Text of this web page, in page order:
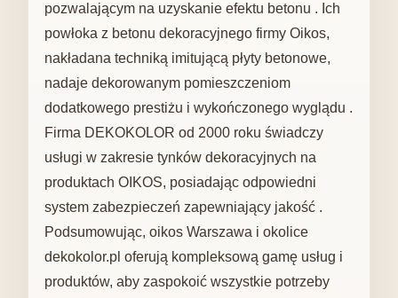
pozwalającym na uzyskanie efektu betonu . Ich
powłoka z betonu dekoracyjnego firmy Oikos,
nakładana techniką imitującą płyty betonowe,
nadaje dekorowanym pomieszczeniom
dodatkowego prestiżu i wykończonego wyglądu .
Firma DEKOKOLOR od 2000 roku świadczy
usługi w zakresie tynków dekoracyjnych na
produktach OIKOS, posiadając odpowiedni
system zabezpieczeń zapewniający jakość .
Podsumowując, oikos Warszawa i okolice
dekokolor.pl oferują kompleksową gamę usług i
produktów, aby zaspokoić wszystkie potrzeby